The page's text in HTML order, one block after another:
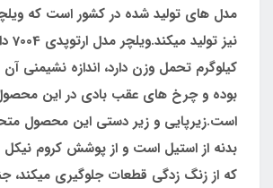
مدل های تولید شده در کشور است که
بوده و چرخ های عقب بادی در این محصول
است.زیرپایی و زیر دستی این محصول
بدنه از استیل است و از پوشش کروم نیکل
که از زنگ زدگی قطعات جلوگیری